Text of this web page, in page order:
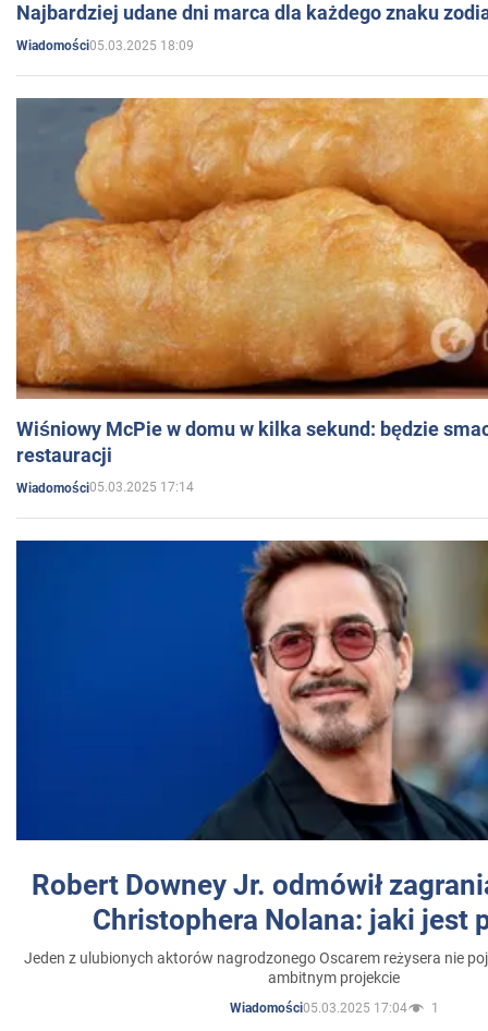
Najbardziej udane dni marca dla każdego znaku
Wiadomości05.03.2025 18:09
Wiśniowy McPie w domu w kilka sekund: będzie
restauracji
Wiadomości05.03.2025 17:14
Robert Downey Jr. odmówił
Christophera Nolana: jaki jest
Jeden z ulubionych aktorów nagrodzonego Oscarem reżysera nie
ambitnym projekcie
Wiadomości05.03.2025 17:04 1